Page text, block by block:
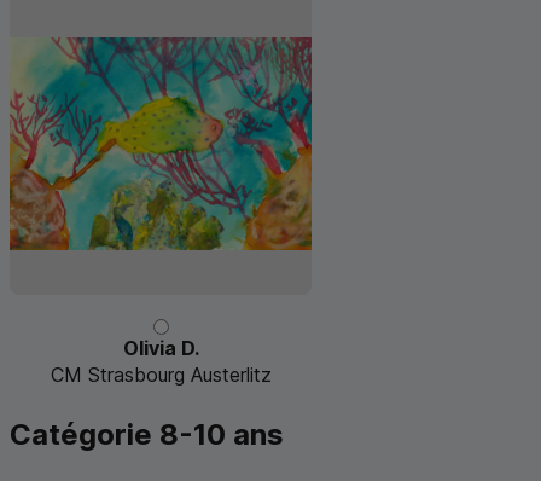
Olivia D.
CM Strasbourg Austerlitz
Catégorie 8-10 ans